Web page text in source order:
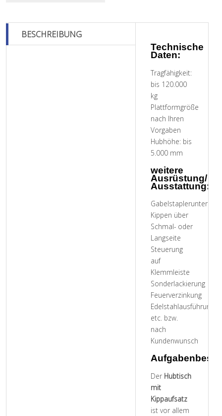
BESCHREIBUNG
Technische
Daten:
Tragfähigkeit:
bis 120.000
kg
Plattformgröße
nach Ihren
Vorgaben
Hubhöhe: bis
5.000 mm
weitere
Ausrüstung/
Ausstattung:
Gabelstaplerunterbau
Kippen über
Schmal- oder
Langseite
Steuerung
auf
Klemmleiste
Sonderlackierung
Feuerverzinkung
Edelstahlausführung
etc. bzw.
nach
Kundenwunsch
Der Hubtisch
mit
Kippaufsatz
ist vor allem